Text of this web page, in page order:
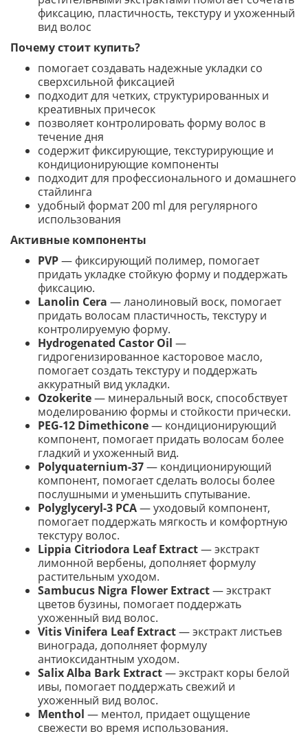
фиксацию, пластичность, текстуру и ухоженный
вид волос
Почему стоит купить?
помогает создавать надежные укладки со
сверхсильной фиксацией
подходит для четких, структурированных и
креативных причесок
позволяет контролировать форму волос в
течение дня
содержит фиксирующие, текстурирующие и
кондиционирующие компоненты
подходит для профессионального и домашнего
стайлинга
удобный формат 200 ml для регулярного
использования
Активные компоненты
PVP— фиксирующий полимер, помогает
придать укладке стойкую форму и поддержать
фиксацию.
Lanolin Cera — ланолиновый воск, помогает
придать волосам пластичность, текстуру и
контролируемую форму.
Hydrogenated Castor Oil —
гидрогенизированное касторовое масло,
помогает создать текстуру и поддержать
аккуратный вид укладки.
Ozokerite— минеральный воск, способствует
моделированию формы и стойкости прически.
PEG-12 Dimethicone— кондиционирующий
компонент, помогает придать волосам более
гладкий и ухоженный вид.
Polyquaternium-37— кондиционирующий
компонент, помогает сделать волосы более
послушными и уменьшить спутывание.
Polyglyceryl-3 PCA— уходовый компонент,
помогает поддержать мягкость и комфортную
текстуру волос.
Lippia Citriodora Leaf Extract— экстракт
лимонной вербены, дополняет формулу
растительным уходом.
Sambucus Nigra Flower Extract— экстракт
цветов бузины, помогает поддержать
ухоженный вид волос.
Vitis Vinifera Leaf Extract— экстракт листьев
винограда, дополняет формулу
антиоксидантным уходом.
Salix Alba Bark Extract— экстракт коры белой
ивы, помогает поддержать свежий и
ухоженный вид волос.
Menthol — ментол, придает ощущение
свежести во время использования.